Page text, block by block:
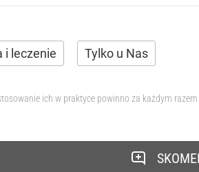
i leczenie Tylko u Nas
ich w praktyce powinno za każdym